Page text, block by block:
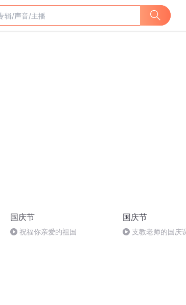
国庆节
祝福你亲爱的祖国
国庆节
支教老师的国庆